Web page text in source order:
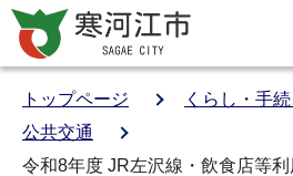
トップページ
くらし・手続
公共交通
令和8年度 JR左沢線・飲食店等